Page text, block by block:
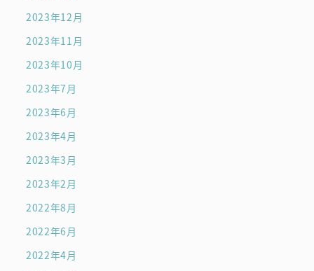
2023年12月
2023年11月
2023年10月
2023年7月
2023年6月
2023年4月
2023年3月
2023年2月
2022年8月
2022年6月
2022年4月